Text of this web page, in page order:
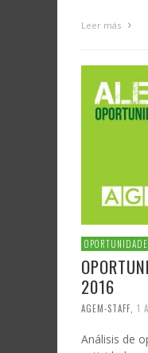
Leer más
2016
AGEM-STAFF 1
Análisis de